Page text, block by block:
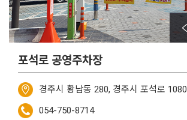
포석로 공영주차장
경주시 황남동 280, 경주시 포석로 1080
054-750-8714